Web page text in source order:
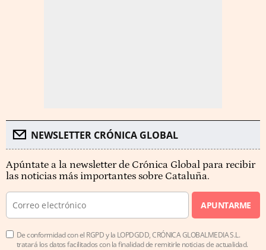
NEWSLETTER CRÓNICA GLOBAL
Apúntate a la newsletter de Crónica Global para recibir
las noticias más importantes sobre Cataluña.
APUNTARME
De conformidad con el RGPD y la LOPDGDD, CRÓNICA GLOBALMEDIA S.L.
tratará los datos facilitados con la finalidad de remitirle noticias de actualidad.